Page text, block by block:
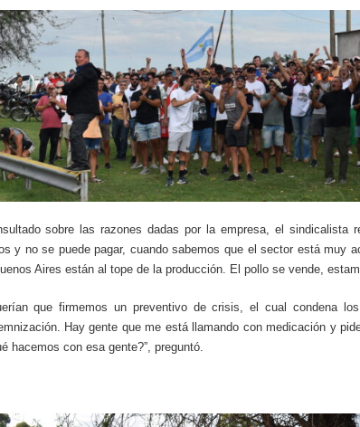
sobre las razones dadas por la empresa, el sindicalista
y no se puede pagar, cuando sabemos que el sector está muy
Aires están al tope de la producción. El pollo se vende,
que firmemos un preventivo de crisis, el cual condena
Hay gente que me está llamando con medicación y
hacemos con esa gente?”, preguntó.